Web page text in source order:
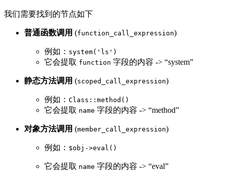
我们需要找到的节点如下
普通函数调用 (function_call_expression)
例如： system('ls')
它会提取 function 字段的内容 -> “system”
静态方法调用 (scoped_call_expression)
例如： Class::method()
它会提取 name 字段的内容 -> “method”
对象方法调用 (member_call_expression)
例如： $obj->eval()
它会提取 name 字段的内容 -> “eval”